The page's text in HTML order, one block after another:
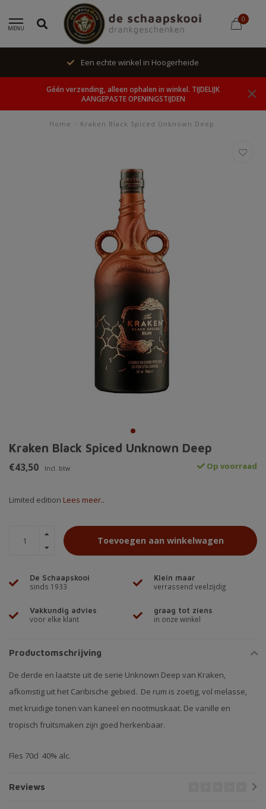
MENU
0
Een echte winkel in Hoogerheide
Géén verzending, alleen ophalen in winkel. TIJDELIJK
AANGEPASTE OPENINGSTIJDEN
Home Kraken Black Spiced Unknown Deep
Kraken Black Spiced Unknown Deep
€43,50 Incl. btw Op voorraad
Limited edition Lees meer..
Toevoegen aan winkelwagen
De Schaapskooi
sinds 1933
Klein maar
verrassend veelzijdig
Vakkundig advies
voor elke klant
graag tot ziens
in onze winkel
Productomschrijving
De derde en laatste uit de serie Unknown Deep van Kraken,
afkomstig uit het Caribische gebied. De rum is zoetig, vol melasse,
met kruidige tonen van kaneel en nootmuskaat. De vanille en
tropisch fruitsmaken zijn goed herkenbaar.
Fles 70cl 40% alc.
Reviews